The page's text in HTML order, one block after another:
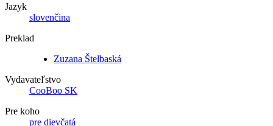
Jazyk
slovenčina
Preklad
Zuzana Štelbaská
Vydavateľstvo
CooBoo SK
Pre koho
pre dievčatá